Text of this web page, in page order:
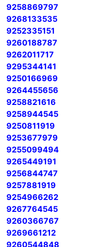
9258869797
9268133535
9252335151
9260188787
9262011717
9295344141
9250166969
9264455656
9258821616
9258944545
9250811919
9253677979
9255099494
9265449191
9256844747
9257881919
9254966262
9267764545
9260366767
9269661212
9260544848